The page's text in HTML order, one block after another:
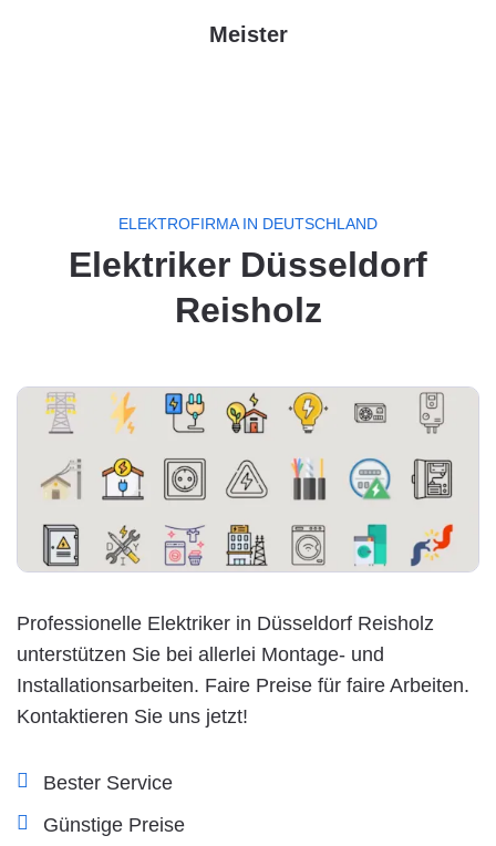
Meister
ELEKTROFIRMA IN DEUTSCHLAND
Elektriker Düsseldorf
Reisholz
Professionelle Elektriker in Düsseldorf Reisholz
unterstützen Sie bei allerlei Montage- und
Installationsarbeiten. Faire Preise für faire Arbeiten.
Kontaktieren Sie uns jetzt!
Bester Service
Günstige Preise